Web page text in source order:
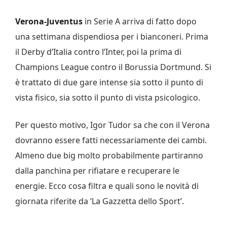
Verona-Juventus in Serie A arriva di fatto dopo
una settimana dispendiosa per i bianconeri. Prima
il Derby d’Italia contro l’Inter, poi la prima di
Champions League contro il Borussia Dortmund. Si
è trattato di due gare intense sia sotto il punto di
vista fisico, sia sotto il punto di vista psicologico.
Per questo motivo, Igor Tudor sa che con il Verona
dovranno essere fatti necessariamente dei cambi.
Almeno due big molto probabilmente partiranno
dalla panchina per rifiatare e recuperare le
energie. Ecco cosa filtra e quali sono le novità di
giornata riferite da ‘La Gazzetta dello Sport’.